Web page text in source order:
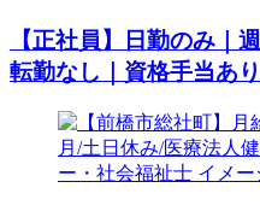
【正社員】日勤のみ｜
転勤なし｜資格手当あ